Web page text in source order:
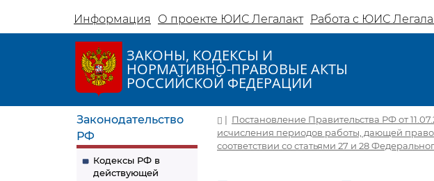
Информация О проекте ЮИС Легалакт Работа с ЮИС
ЗАКОНЫ, КОДЕКСЫ И
НОРМАТИВНО-ПРАВОВЫЕ АКТЫ
РОССИЙСКОЙ ФЕДЕРАЦИИ
Законодательство
РФ
Кодексы РФ в
действующей
| Постановление Правительства РФ от
исчисления периодов работы, дающей
соответствии со статьями 27 и 28